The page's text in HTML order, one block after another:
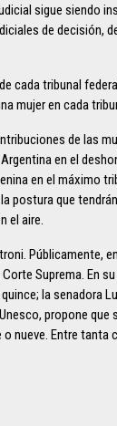
sigue siendo
de decisión,
cada tribunal
mujer en cada
de las
en el
en el máximo
postura que
el aire.
Públicamente,
Suprema. En
la senadora
propone que
nueve. Entre